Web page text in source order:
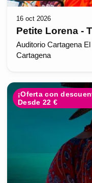
16 oct 2026
Petite Lorena -
Auditorio Cartagena El
Cartagena
¡Oferta con
Desde 22 €